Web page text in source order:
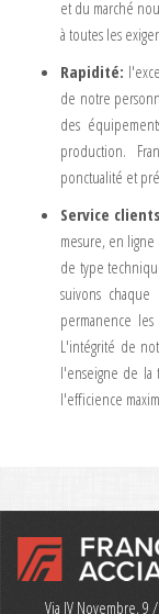
et du marché
à toutes les
Rapidité:
de notre
des
production.
ponctualité et
Service clients
mesure, en ligne
de type
suivons
permanence
L'intégrité de
l'enseigne de la
l'efficience
Via IV Novembre, 9